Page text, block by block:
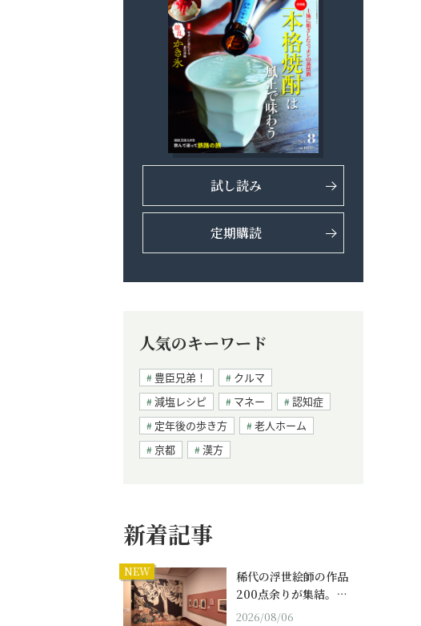
試し読み
定期購読
人気のキーワード
豊臣兄弟！
クルマ
減塩レシピ
マネー
認知症
定年後の歩き方
老人ホーム
京都
漢方
新着記事
NEW
稀代の浮世絵師の作品
200点余りが集結。…
2026/08/06